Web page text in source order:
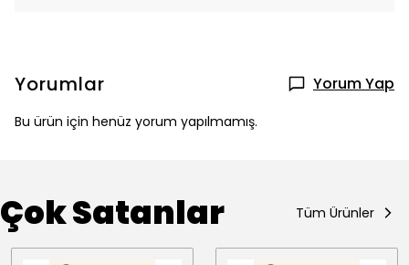
Yorumlar Yorum Yap
Bu ürün için henüz yorum yapılmamış.
Çok Satanlar Tüm Ürünler